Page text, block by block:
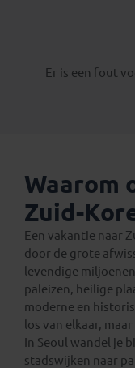
Er is een fout
Waarom
Zuid-
Een vakantie naar
door de grote
levendige
paleizen, heilige
moderne en
los van elkaar,
In Seoul wandel je
stadswijken naar